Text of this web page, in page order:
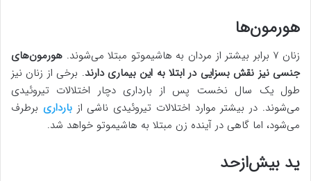
هورمون‌ها
زنان ۷ برابر بیشتر از مردان به هاشیموتو مبتلا می‌شوند.
هورمون‌های
جنسی نیز نقش بسزایی در ابتلا به این بیماری دارند. برخی از زنان نیز
طول یک سال نخست پس از بارداری دچار اختلالات تیروئیدی
می‌شوند. در بیشتر موارد اختلالات تیروئیدی ناشی ازبارداری برطرف
می‌شود، اما گاهی در آینده زن مبتلا به هاشیموتو خواهد شد.
ید بیش‌ازحد